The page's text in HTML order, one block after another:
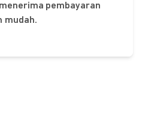
pembayaran
mudah.